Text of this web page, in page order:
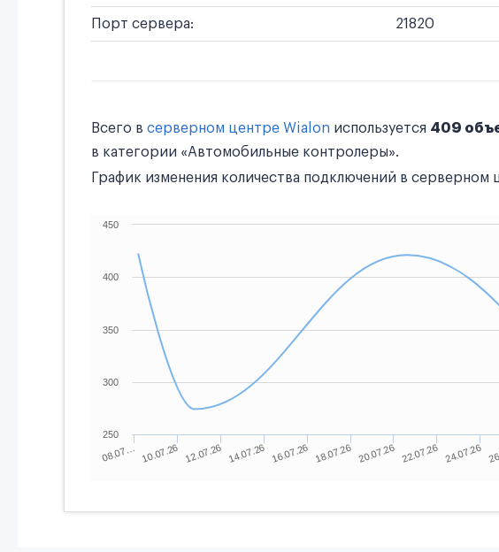
Порт сервера: 21820
Всего в серверном центре Wialon используется 409
в категории «Автомобильные контролеры».
График изменения количества подключений в серверном